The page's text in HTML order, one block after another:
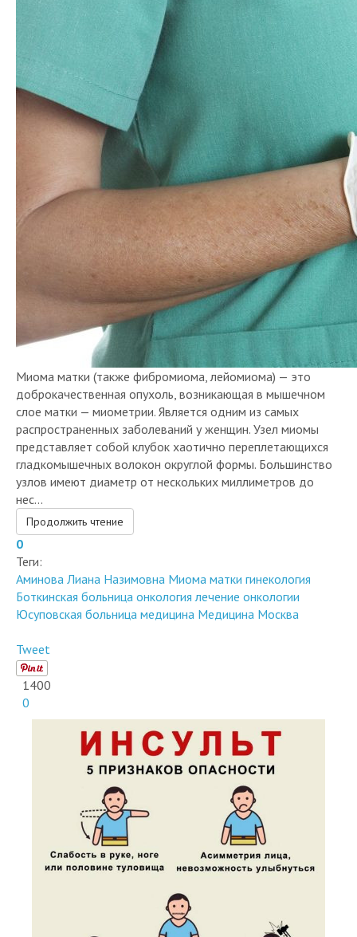
Миома матки (также фибромиома, лейомиома) — это
доброкачественная опухоль, возникающая в мышечном
слое матки — миометрии. Является одним из самых
распространенных заболеваний у женщин. Узел миомы
представляет собой клубок хаотично переплетающихся
гладкомышечных волокон округлой формы. Большинство
узлов имеют диаметр от нескольких миллиметров до
нес...
Продолжить чтение
Теги:
Аминова Лиана Назимовна
Боткинская больница онкология лечение онкологии
Юсуповская больница медицина Медицина Москва
1400
0